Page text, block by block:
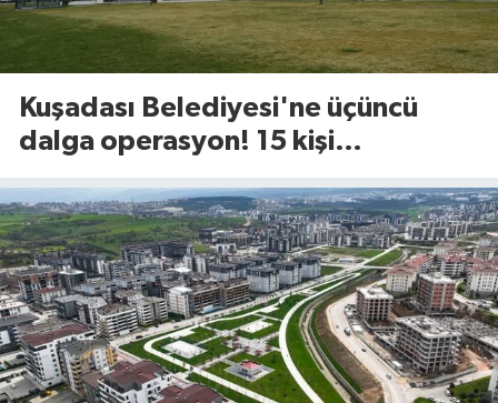
Kuşadası Belediyesi'ne üçüncü
dalga operasyon! 15 kişi